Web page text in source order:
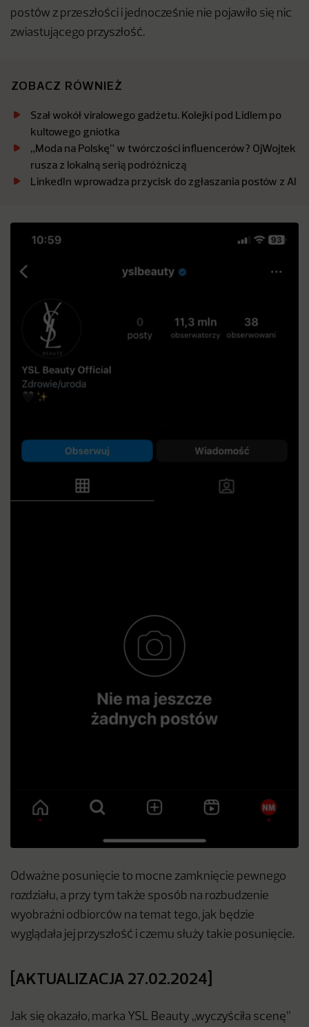
postów z przeszłości i jednocześnie nie pojawiło się nic
zwiastującego przyszłość.
ZOBACZ RÓWNIEŻ
Szał wokół viralowego gadżetu. Kolejki pod Lidlem po
kultowego gniotka
„Moda na Polskę” w twórczości influencerów? OjWojtek
rusza z lokalną serią podróżniczą
LinkedIn wprowadza przycisk do zgłaszania postów z AI
Odważne posunięcie to mocne zamknięcie pewnego
rozdziału, a przy tym także sposób na rozbudzenie
wyobraźni odbiorców na temat tego, jak będzie
wyglądała jej przyszłość i czemu służy takie posunięcie.
[AKTUALIZACJA 27.02.2024]
Jak się okazało, marka YSL Beauty „wyczyściła scenę”